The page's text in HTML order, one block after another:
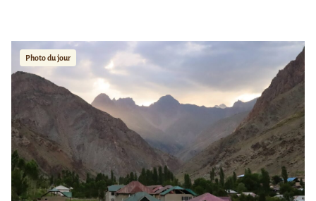
Photo du jour